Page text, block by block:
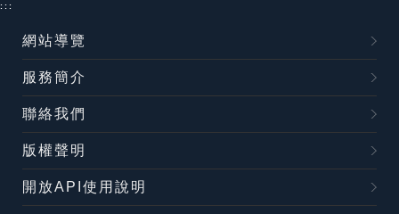
:::
網站導覽
服務簡介
聯絡我們
版權聲明
開放API使用說明